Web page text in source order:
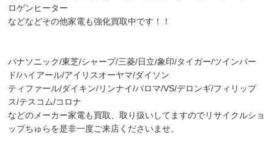
ロゲンヒーター
などなどその他家電も強化買取中です！！
パナソニック/東芝/シャープ/三菱/日立/象印/タイガー/ツインバー
ド/ハイアール/アイリスオーヤマ/ダイソン
ティファール/ダイキン/リンナイ/パロマ/VS/デロンギ/フィリップ
ス/テスコム/コロナ
などのメーカー家電も買取、取り扱いしてますのでリサイクルショ
ップちゅらを是非一度ご来店くださいませ。